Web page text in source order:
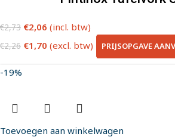
€2,73 €2,06 (incl. btw)
€2,26 €1,70 (excl. btw) PRIJSOPGAVE
-19%
Toevoegen aan winkelwagen